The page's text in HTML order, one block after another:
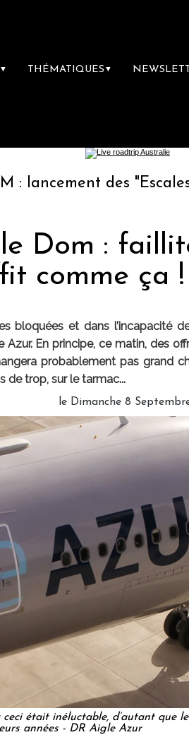
▼ THÉMATIQUES ▼
des "Escales
Dom :
comme ça !
bloquées et dans l’incapacité
Azur. En principe, ce matin, des
probablement pas grand
de trop, sur le tarmac...
le Dimanche 8
était inéluctable, d’autant que
années - DR Aigle Azur